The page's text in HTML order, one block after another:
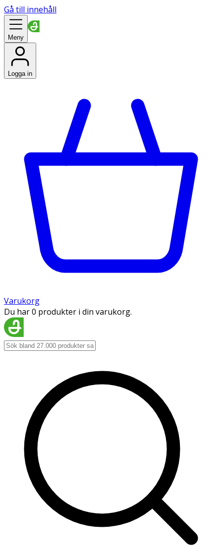
Gå till innehåll
Meny
Logga in
Varukorg
Du har 0 produkter i din varukorg.